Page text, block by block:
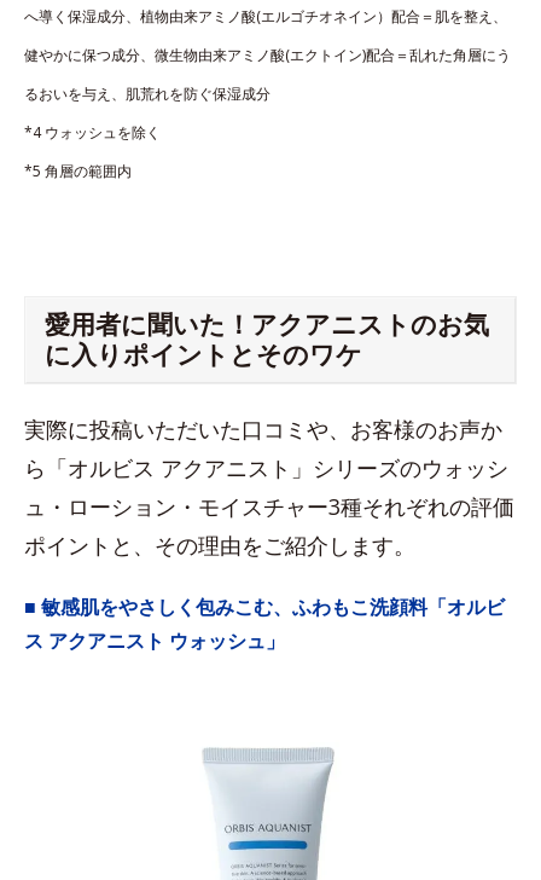
へ導く保湿成分、植物由来アミノ酸(エルゴチオネイン）配合＝肌を整え、
健やかに保つ成分、微生物由来アミノ酸(エクトイン)配合＝乱れた角層にう
るおいを与え、肌荒れを防ぐ保湿成分
*4 ウォッシュを除く
*5 角層の範囲内
愛用者に聞いた！アクアニストのお気
に入りポイントとそのワケ
実際に投稿いただいた口コミや、お客様のお声か
ら「オルビス アクアニスト」シリーズのウォッシ
ュ・ローション・モイスチャー3種それぞれの評価
ポイントと、その理由をご紹介します。
■ 敏感肌をやさしく包みこむ、ふわもこ洗顔料「オルビ
ス アクアニスト ウォッシュ」